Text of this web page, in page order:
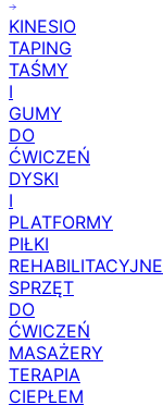
KINESIO
TAPING
TAŚMY
I
GUMY
DO
ĆWICZEŃ
DYSKI
I
PLATFORMY
PIŁKI
REHABILITACYJNE
SPRZĘT
DO
ĆWICZEŃ
MASAŻERY
TERAPIA
CIEPŁEM